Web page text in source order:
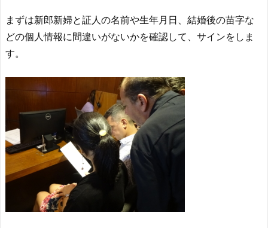
まずは新郎新婦と証人の名前や生年月日、結婚後の苗字な
どの個人情報に間違いがないかを確認して、サインをしま
す。